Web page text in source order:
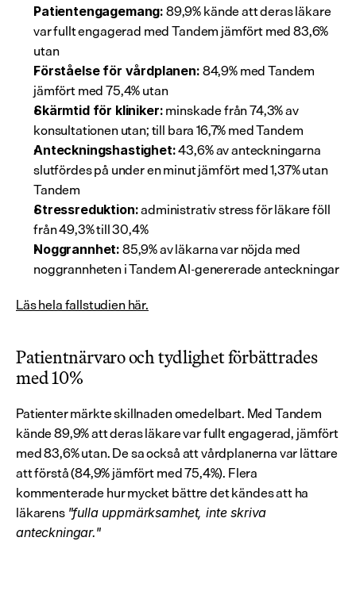
Patientengagemang: 89,9% kände att deras läkare
var fullt engagerad med Tandem jämfört med 83,6%
utan
Förståelse för vårdplanen: 84,9% med Tandem
jämfört med 75,4% utan
Skärmtid för kliniker: minskade från 74,3% av
konsultationen utan; till bara 16,7% med Tandem
Anteckningshastighet: 43,6% av anteckningarna
slutfördes på under en minut jämfört med 1,37% utan
Tandem
Stressreduktion: administrativ stress för läkare föll
från 49,3% till 30,4%
Noggrannhet: 85,9% av läkarna var nöjda med
noggrannheten i Tandem AI-genererade anteckningar
Läs hela fallstudien här.
Patientnärvaro och tydlighet förbättrades
med 10%
Patienter märkte skillnaden omedelbart. Med Tandem
kände 89,9% att deras läkare var fullt engagerad, jämfört
med 83,6% utan. De sa också att vårdplanerna var lättare
att förstå (84,9% jämfört med 75,4%). Flera
kommenterade hur mycket bättre det kändes att ha
läkarens "fulla uppmärksamhet, inte skriva
anteckningar."